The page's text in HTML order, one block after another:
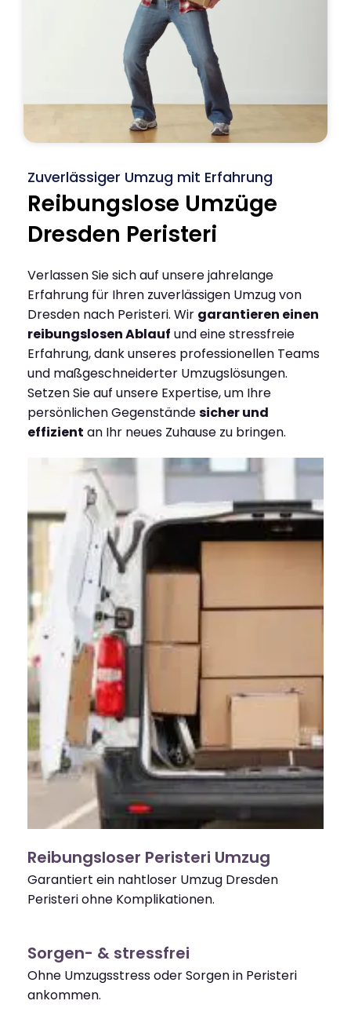
Zuverlässiger Umzug mit Erfahrung
Reibungslose Umzüge
Dresden Peristeri
Verlassen Sie sich auf unsere jahrelange
Erfahrung für Ihren zuverlässigen Umzug von
Dresden nach Peristeri. Wir garantieren einen
reibungslosen Ablauf und eine stressfreie
Erfahrung, dank unseres professionellen Teams
und maßgeschneiderter Umzugslösungen.
Setzen Sie auf unsere Expertise, um Ihre
persönlichen Gegenständesicher und
effizient an Ihr neues Zuhause zu bringen.
Reibungsloser Peristeri Umzug
Garantiert ein nahtloser Umzug Dresden
Peristeri ohne Komplikationen.
Sorgen- & stressfrei
Ohne Umzugsstress oder Sorgen in Peristeri
ankommen.